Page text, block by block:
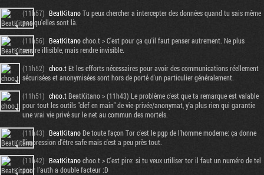
(11h57) BeatKitanoTu peux chercher a intercepter des données quand tu sais même
pas qu'elles sont là.
(11h56) BeatKitanochoo.t > C'est pour ça qu'il faut penser autrement. Ne plus
rendre illisible, mais rendre invisible.
(11h52) choo.tEt les efforts nécessaires pour avoir des communications réellement
sécurisées et anonymisées sont hors de porté d'un particulier généralement.
(11h51) choo.tBeatKitano > (11h43) Le problème c'est que ta remarque est valable
pour tout les outils "clef en main" de vie-privée/anonymat, y'a plus rien qui garantie
une vrai vie privé sur le net au commun des mortels.
(11h43) BeatKitanoDe toute façon Tor c'est le pgp de l'homme moderne: ça donne
l'impression d'être safe mais c'est a peu près tout.
(11h42) BeatKitanochoo.t > C'est pire: si tu veux utiliser tor il faut un numéro de tel
pour l'auth a double facteur :D